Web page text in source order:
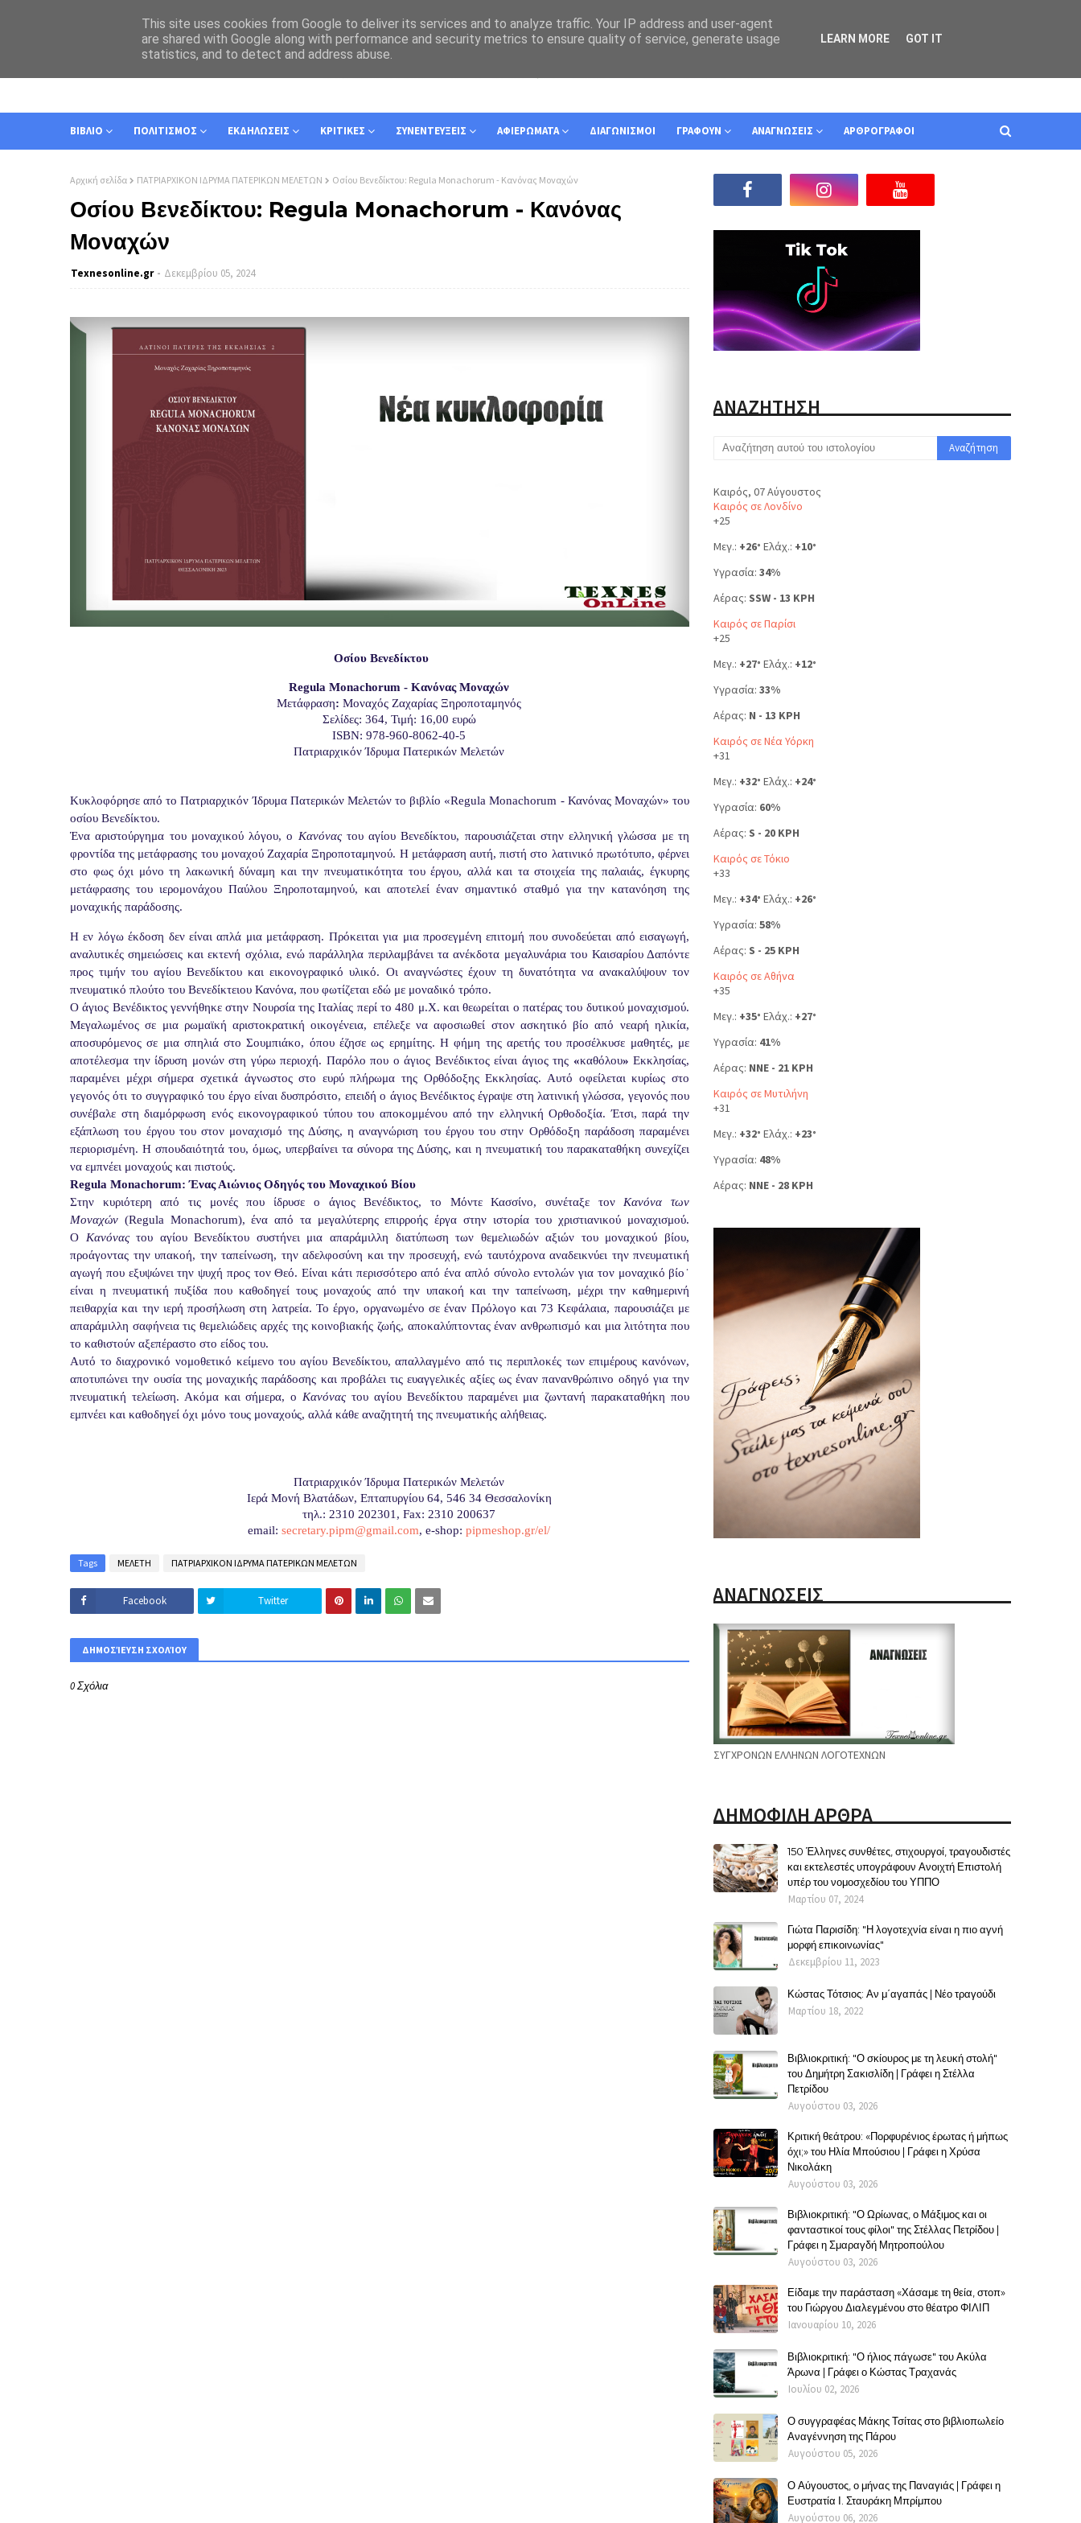
ΣΧΕΤΙΚΑ ΕΠΙΚΟΙΝΩΝΙΑ
ΒΙΒΛΙΟ ΠΟΛΙΤΙΣΜΟΣ ΕΚΔΗΛΩΣΕΙΣ ΚΡΙΤΙΚΕΣ ΣΥΝΕΝΤΕΥΞΕΙΣ ΑΦΙΕΡΩΜΑΤΑ ΔΙΑΓΩΝΙΣΜΟΙ ΓΡΑΦΟΥΝ ΑΝΑΓΝΩΣΕΙΣ ΑΡΘΡΟΓΡΑΦΟΙ
Αρχική σελίδα ΠΑΤΡΙΑΡΧΙΚΟΝ ΙΔΡΥΜΑ ΠΑΤΕΡΙΚΩΝ ΜΕΛΕΤΩΝ Οσίου Βενεδίκτου: Regula Monachorum - Κανόνας Μοναχών
Οσίου Βενεδίκτου: Regula Monachorum - Κανόνας
Μοναχών
Texnesοnline.gr Δεκεμβρίου 05, 2024
Οσίου Βενεδίκτου
Regula Monachorum - Κανόνας Μοναχών
Μετάφραση: Μοναχός Ζαχαρίας Ξηροποταμηνός
Σελίδες: 364, Τιμή: 16,00 ευρώ
ISBN: 978-960-8062-40-5
Πατριαρχικόν Ίδρυμα Πατερικών Μελετών
Κυκλοφόρησε από το Πατριαρχικόν Ίδρυμα Πατερικών Μελετών το βιβλίο «Regula Monachorum - Κανόνας Μοναχών» του
οσίου Βενεδίκτου.
Ένα αριστούργημα του μοναχικού λόγου, ο Κανόνας του αγίου Βενεδίκτου, παρουσιάζεται στην ελληνική γλώσσα με τη
φροντίδα της μετάφρασης του μοναχού Ζαχαρία Ξηροποταμηνού. Η μετάφραση αυτή, πιστή στο λατινικό πρωτότυπο, φέρνει
στο φως όχι μόνο τη λακωνική δύναμη και την πνευματικότητα του έργου, αλλά και τα στοιχεία της παλαιάς, έγκυρης
μετάφρασης του ιερομονάχου Παύλου Ξηροποταμηνού, και αποτελεί έναν σημαντικό σταθμό για την κατανόηση της
μοναχικής παράδοσης.
Η εν λόγω έκδοση δεν είναι απλά μια μετάφραση. Πρόκειται για μια προσεγμένη επιτομή που συνοδεύεται από εισαγωγή,
αναλυτικές σημειώσεις και εκτενή σχόλια, ενώ παράλληλα περιλαμβάνει τα ανέκδοτα μεγαλυνάρια του Καισαρίου Δαπόντε
προς τιμήν του αγίου Βενεδίκτου και εικονογραφικό υλικό. Οι αναγνώστες έχουν τη δυνατότητα να ανακαλύψουν τον
πνευματικό πλούτο του Βενεδίκτειου Κανόνα, που φωτίζεται εδώ με μοναδικό τρόπο.
Ο άγιος Βενέδικτος γεννήθηκε στην Νουρσία της Ιταλίας περί το 480 μ.Χ. και θεωρείται ο πατέρας του δυτικού μοναχισμού.
Μεγαλωμένος σε μια ρωμαϊκή αριστοκρατική οικογένεια, επέλεξε να αφοσιωθεί στον ασκητικό βίο από νεαρή ηλικία,
αποσυρόμενος σε μια σπηλιά στο Σουμπιάκο, όπου έζησε ως ερημίτης. Η φήμη της αρετής του προσέλκυσε μαθητές, με
αποτέλεσμα την ίδρυση μονών στη γύρω περιοχή. Παρόλο που ο άγιος Βενέδικτος είναι άγιος της «καθόλου» Εκκλησίας,
παραμένει μέχρι σήμερα σχετικά άγνωστος στο ευρύ πλήρωμα της Ορθόδοξης Εκκλησίας. Αυτό οφείλεται κυρίως στο
γεγονός ότι το συγγραφικό του έργο είναι δυσπρόσιτο, επειδή ο άγιος Βενέδικτος έγραψε στη λατινική γλώσσα, γεγονός που
συνέβαλε στη διαμόρφωση ενός εικονογραφικού τύπου του αποκομμένου από την ελληνική Ορθοδοξία. Έτσι, παρά την
εξάπλωση του έργου του στον μοναχισμό της Δύσης, η αναγνώριση του έργου του στην Ορθόδοξη παράδοση παραμένει
περιορισμένη. Η σπουδαιότητά του, όμως, υπερβαίνει τα σύνορα της Δύσης, και η πνευματική του παρακαταθήκη συνεχίζει
να εμπνέει μοναχούς και πιστούς.
Regula Monachorum: Ένας Αιώνιος Οδηγός του Μοναχικού Βίου
Στην κυριότερη από τις μονές που ίδρυσε ο άγιος Βενέδικτος, το Μόντε Κασσίνο, συνέταξε τον Κανόνα των
Μοναχών (Regula Monachorum), ένα από τα μεγαλύτερης επιρροής έργα στην ιστορία του χριστιανικού μοναχισμού.
Ο Κανόναςτου αγίου Βενεδίκτου συστήνει μια απαράμιλλη διατύπωση των θεμελιωδών αξιών του μοναχικού βίου,
προάγοντας την υπακοή, την ταπείνωση, την αδελφοσύνη και την προσευχή, ενώ ταυτόχρονα αναδεικνύει την πνευματική
αγωγή που εξυψώνει την ψυχή προς τον Θεό. Είναι κάτι περισσότερο από ένα απλό σύνολο εντολών για τον μοναχικό βίο˙
είναι η πνευματική πυξίδα που καθοδηγεί τους μοναχούς από την υπακοή και την ταπείνωση, μέχρι την καθημερινή
πειθαρχία και την ιερή προσήλωση στη λατρεία. Το έργο, οργανωμένο σε έναν Πρόλογο και 73 Κεφάλαια, παρουσιάζει με
απαράμιλλη σαφήνεια τις θεμελιώδεις αρχές της κοινοβιακής ζωής, αποκαλύπτοντας έναν ανθρωπισμό και μια λιτότητα που
το καθιστούν αξεπέραστο στο είδος του.
Αυτό το διαχρονικό νομοθετικό κείμενο του αγίου Βενεδίκτου, απαλλαγμένο από τις περιπλοκές των επιμέρους κανόνων,
αποτυπώνει την ουσία της μοναχικής παράδοσης και προβάλει τις ευαγγελικές αξίες ως έναν πανανθρώπινο οδηγό για την
πνευματική τελείωση. Ακόμα και σήμερα, ο Κανόνας του αγίου Βενεδίκτου παραμένει μια ζωντανή παρακαταθήκη που
εμπνέει και καθοδηγεί όχι μόνο τους μοναχούς, αλλά κάθε αναζητητή της πνευματικής αλήθειας.
Πατριαρχικόν Ίδρυμα Πατερικών Μελετών
Ιερά Μονή Βλατάδων, Επταπυργίου 64, 546 34 Θεσσαλονίκη
τηλ.: 2310 202301, Fax: 2310 200637
email: secretary.pipm@gmail.com, e-shop: pipmeshop.gr/el/
Tags ΜΕΛΕΤΗ ΠΑΤΡΙΑΡΧΙΚΟΝ ΙΔΡΥΜΑ ΠΑΤΕΡΙΚΩΝ ΜΕΛΕΤΩΝ
Facebook Twitter
ΔΗΜΟΣΊΕΥΣΗ ΣΧΟΛΊΟΥ
0 Σχόλια
ΑΝΑΖΗΤΗΣΗ
Καιρός, 07 Αύγουστος
Καιρός σε Λονδίνο
+25
Μεγ.: +26° Ελάχ.: +10°
Υγρασία: 34%
Αέρας: SSW - 13 KPH
Καιρός σε Παρίσι
+25
Μεγ.: +27° Ελάχ.: +12°
Υγρασία: 33%
Αέρας: N - 13 KPH
Καιρός σε Νέα Υόρκη
+31
Μεγ.: +32° Ελάχ.: +24°
Υγρασία: 60%
Αέρας: S - 20 KPH
Καιρός σε Τόκιο
+33
Μεγ.: +34° Ελάχ.: +26°
Υγρασία: 58%
Αέρας: S - 25 KPH
Καιρός σε Αθήνα
+35
Μεγ.: +35° Ελάχ.: +27°
Υγρασία: 41%
Αέρας: NNE - 21 KPH
Καιρός σε Μυτιλήνη
+31
Μεγ.: +32° Ελάχ.: +23°
Υγρασία: 48%
Αέρας: NNE - 28 KPH
ΑΝΑΓΝΩΣΕΙΣ
ΣΥΓΧΡΟΝΩΝ ΕΛΛΗΝΩΝ ΛΟΓΟΤΕΧΝΩΝ
ΔΗΜΟΦΙΛΗ ΑΡΘΡΑ
150 Έλληνες συνθέτες, στιχουργοί, τραγουδιστές
και εκτελεστές υπογράφουν Ανοιχτή Επιστολή
υπέρ του νομοσχεδίου του ΥΠΠΟ
Μαρτίου 07, 2024
Γιώτα Παρισίδη: "Η λογοτεχνία είναι η πιο αγνή
μορφή επικοινωνίας"
Δεκεμβρίου 11, 2023
Κώστας Τότσιος: Αν μ΄αγαπάς | Νέο τραγούδι
Μαρτίου 18, 2022
Βιβλιοκριτική: "Ο σκίουρος με τη λευκή στολή"
του Δημήτρη Σακισλίδη | Γράφει η Στέλλα
Πετρίδου
Αυγούστου 03, 2026
Κριτική θεάτρου: «Πορφυρένιος έρωτας ή μήπως
όχι;» του Ηλία Μπούσιου | Γράφει η Χρύσα
Νικολάκη
Αυγούστου 03, 2026
Βιβλιοκριτική: "Ο Ωρίωνας, ο Μάξιμος και οι
φανταστικοί τους φίλοι" της Στέλλας Πετρίδου |
Γράφει η Σμαραγδή Μητροπούλου
Αυγούστου 03, 2026
Είδαμε την παράσταση «Χάσαμε τη θεία, στοπ»
του Γιώργου Διαλεγμένου στο θέατρο ΦΙΛΙΠ
Ιανουαρίου 10, 2026
Βιβλιοκριτική: "Ο ήλιος πάγωσε" του Ακύλα
Άρωνα | Γράφει ο Κώστας Τραχανάς
Ιουλίου 02, 2026
Ο συγγραφέας Μάκης Τσίτας στο βιβλιοπωλείο
Αναγέννηση της Πάρου
Αυγούστου 05, 2026
Ο Αύγουστος, ο μήνας της Παναγιάς | Γράφει η
Ευστρατία Ι. Σταυράκη Μπρίμπου
Αυγούστου 06, 2026
This site uses cookies from Google to deliver its services and to analyze traffic. Your IP address and user-agent
are shared with Google along with performance and security metrics to ensure quality of service, generate usage
statistics, and to detect and address abuse.
LEARN MORE GOT IT